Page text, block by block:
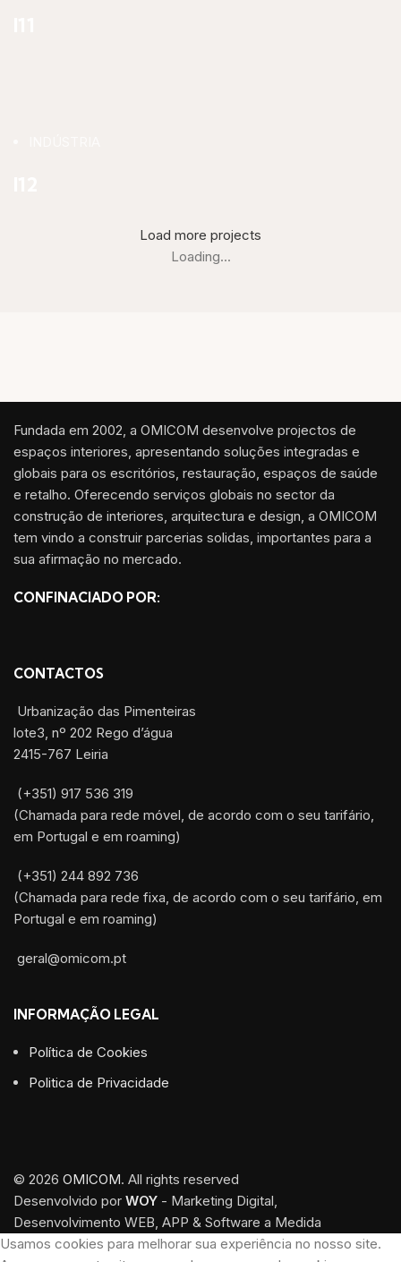
Load more projects
Loading...
Fundada em 2002, a OMICOM desenvolve projectos de
espaços interiores, apresentando soluções integradas e
globais para os escritórios, restauração, espaços de saúde
e retalho. Oferecendo serviços globais no sector da
construção de interiores, arquitectura e design, a OMICOM
tem vindo a construir parcerias solidas, importantes para a
sua afirmação no mercado.
CONFINACIADO POR:
CONTACTOS
Urbanização das Pimenteiras
lote3, nº 202 Rego d’água
2415-767 Leiria
(+351) 917 536 319
(Chamada para rede móvel, de acordo com o seu tarifário,
em Portugal e em roaming)
(+351) 244 892 736
(Chamada para rede fixa, de acordo com o seu tarifário, em
Portugal e em roaming)
geral@omicom.pt
INFORMAÇÃO LEGAL
Política de Cookies
Politica de Privacidade
© 2026 OMICOM. All rights reserved
Desenvolvido por WOY - Marketing Digital,
Desenvolvimento WEB, APP & Software a Medida
Usamos cookies para melhorar sua experiência no nosso site.